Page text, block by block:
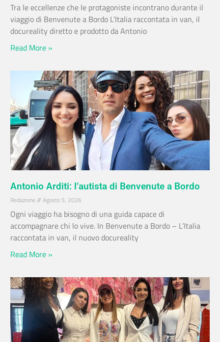
Tra le eccellenze che le protagoniste incontrano durante il
viaggio di Benvenute a Bordo L’Italia raccontata in van, il
docureality diretto e prodotto da Antonio
Read More »
Antonio Arditi: l’autista di Benvenute a Bordo
Redazione Agosto 5, 2026
Ogni viaggio ha bisogno di una guida capace di
accompagnare chi lo vive. In Benvenute a Bordo – L’Italia
raccontata in van, il nuovo docureality
Read More »